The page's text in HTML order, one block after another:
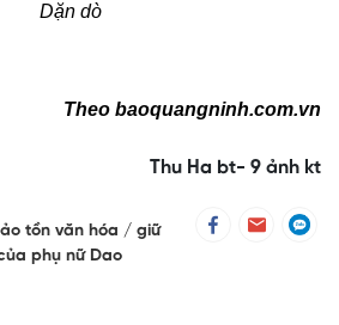
Dặn dò
Theo baoquangninh.com.vn
Thu Ha bt- 9 ảnh kt
tồn văn hóa
giữ
phụ nữ Dao